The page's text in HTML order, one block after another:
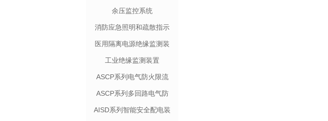
余压监控系统
消防应急照明和疏散指示
医用隔离电源绝缘监测装
置
工业绝缘监测装置
ASCP系列电气防火限流
式保护器
ASCP系列多回路电气防
火限流式保护箱
AISD系列智能安全配电装